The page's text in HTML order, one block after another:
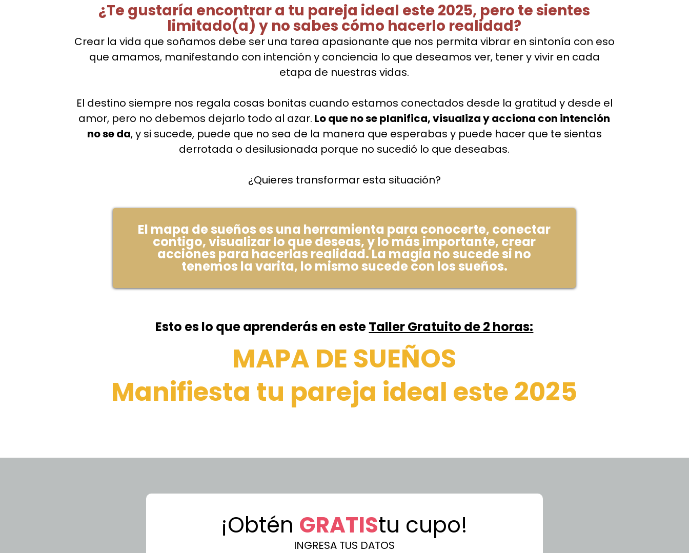
¿Te gustaría encontrar a tu pareja ideal este 2025, pero te sientes
limitado(a) y no sabes cómo hacerlo realidad?
Crear la vida que soñamos debe ser una tarea apasionante que nos permita vibrar en sintonía con eso
que amamos, manifestando con intención y conciencia lo que deseamos ver, tener y vivir en cada
etapa de nuestras vidas.
El destino siempre nos regala cosas bonitas cuando estamos conectados desde la gratitud y desde el
amor, pero no debemos dejarlo todo al azar. Lo que no se planifica, visualiza y acciona con intención
no se da, y si sucede, puede que no sea de la manera que esperabas y puede hacer que te sientas
derrotada o desilusionada porque no sucedió lo que deseabas.
¿Quieres transformar esta situación?
El mapa de sueños es una herramienta para conocerte, conectar
contigo, visualizar lo que deseas, y lo más importante, crear
acciones para hacerlas realidad. La magia no sucede si no
tenemos la varita, lo mismo sucede con los sueños.
Esto es lo que aprenderás en esteTaller Gratuito de 2 horas:
MAPA DE SUEÑOS
Manifiesta tu pareja ideal este 2025
¡Obtén GRATIStu cupo!
INGRESA TUS DATOS